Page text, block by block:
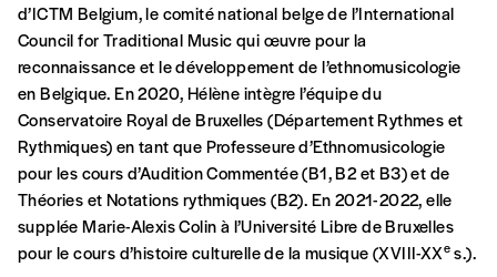
NB: Vous pouvez choisir de participer
financièrement à tout moment, même après
avoir reçu plusieurs numéros. Ce paiement
n’est pas indispensable. Il marque votre
volonté de soutenir nos activités.
NOS
d’ICTM Belgium, le comité national belge de l’International
Council for Traditional Music qui œuvre pour la
reconnaissance et le développement de l’ethnomusicologie
en Belgique. En 2020, Hélène intègre l’équipe du
Conservatoire Royal de Bruxelles (Département Rythmes et
Rythmiques) en tant que Professeure d’Ethnomusicologie
pour les cours d’Audition Commentée (B1, B2 et B3) et de
Théories et Notations rythmiques (B2). En 2021-2022, elle
supplée Marie-Alexis Colin à l’Université Libre de Bruxelles
pour le cours d’histoire culturelle de la musique (XVIII-XXes.).